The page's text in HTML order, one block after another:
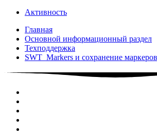
Активность
Главная
Основной информационный раздел
Техподдержка
SWT_Markers и сохранение